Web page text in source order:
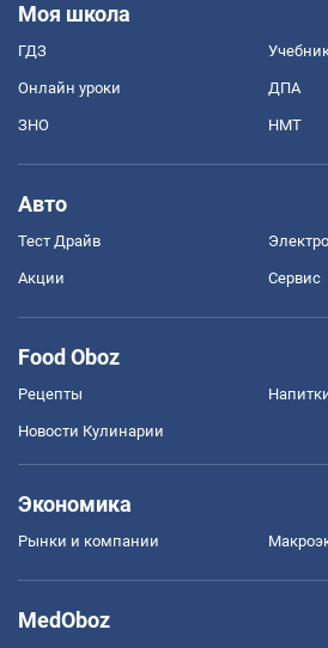
Моя школа
ГДЗ
Онлайн уроки ДПА
ЗНО НМТ
Авто
Тест Драйв
Акции Сервис
Food Oboz
Рецепты
Новости Кулинарии
Экономика
Рынки и компании
MedOboz